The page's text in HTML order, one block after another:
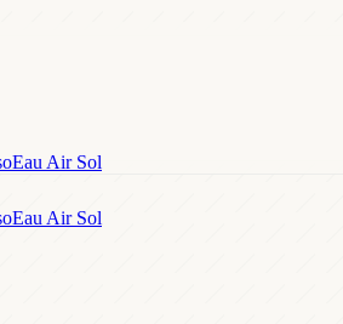
Eau Air Sol
Eau Air Sol